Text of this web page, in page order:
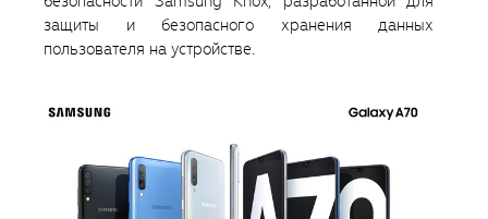
защиты и безопасного хранения данных
пользователя на устройстве.